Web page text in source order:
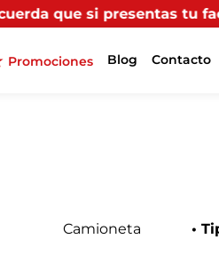
tu factura (física
Promociones Blog Contacto
Camioneta •